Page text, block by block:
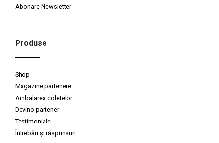
Abonare Newsletter
Produse
Shop
Magazine partenere
Ambalarea coletelor
Devino partener
Testimoniale
Întrebări și răspunsuri